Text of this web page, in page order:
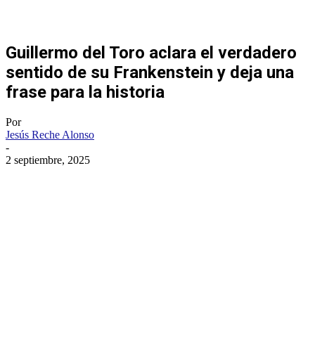
Guillermo del Toro aclara el verdadero
sentido de su Frankenstein y deja una
frase para la historia
Por
Jesús Reche Alonso
-
2 septiembre, 2025